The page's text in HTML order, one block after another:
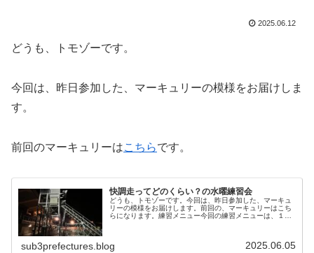
2025.06.12
どうも、トモゾーです。
今回は、昨日参加した、マーキュリーの模様をお届けしま
す。
前回のマーキュリーはこちらです。
快調走ってどのくらい？の水曜練習会
どうも、トモゾーです。今回は、昨日参加した、マーキュ
リーの模様をお届けします。前回の、マーキュリーはこち
らになります。練習メニュー今回の練習メニューは、１
sub3prefectures.blog 2025.06.05